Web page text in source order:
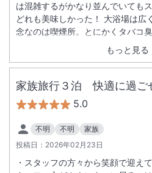
もっと見る
は混雑するがかなり並んでいても
どれも美味しかった！ 大浴場は広
念なのは喫煙所。とにかくタバコ
れだけがマイナスです。
家族旅行３泊 快適に過ご
5.0
不明 不明
家族
投稿日： 2026年02月23日
・スタッフの方々から笑顔で迎え